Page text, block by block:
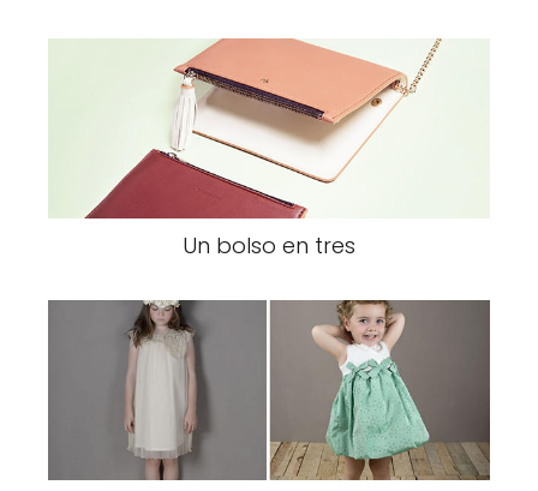
Un bolso en tres